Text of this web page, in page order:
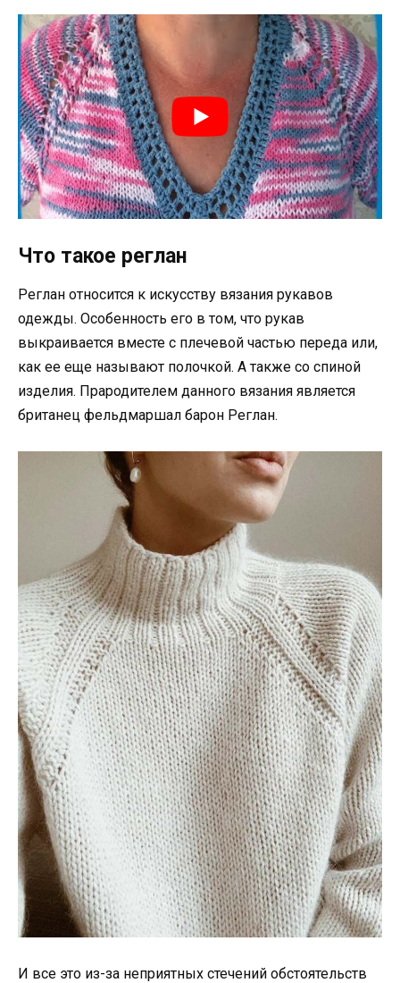
Что такое реглан
Реглан относится к искусству вязания рукавов
одежды. Особенность его в том, что рукав
выкраивается вместе с плечевой частью переда или,
как ее еще называют полочкой. А также со спиной
изделия. Прародителем данного вязания является
британец фельдмаршал барон Реглан.
И все это из-за неприятных стечений обстоятельств